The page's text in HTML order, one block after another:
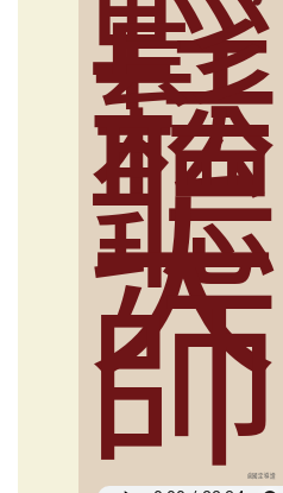
鬆
聽
大
師
俞國定導讀